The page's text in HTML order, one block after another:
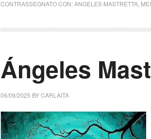
CONTRASSEGNATO CON:ANGELES MASTRETTA
Ángeles
06/09/2025 BYCARLAITA